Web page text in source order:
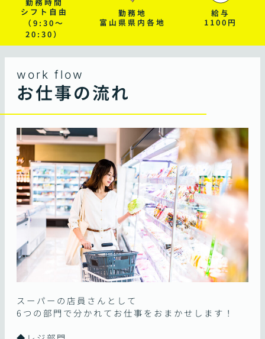
シフト自由
（9:30～
20:30）
勤務地
富山県県内各地
給与
1100円
work flow
お仕事の流れ
スーパーの店員さんとして
6つの部門で分かれてお仕事をおまかせします！